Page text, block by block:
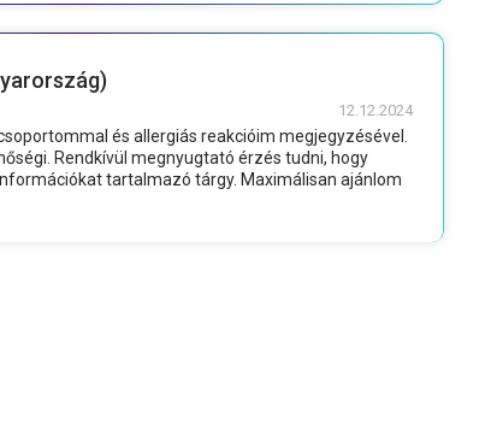
12.12.2024
és allergiás reakcióim megjegyzésével.
Rendkívül megnyugtató érzés tudni, hogy
tartalmazó tárgy. Maximálisan ajánlom